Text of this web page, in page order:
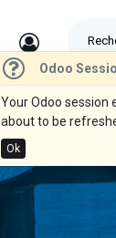
Odoo
Your Odoo session
about to be
Ok
SIGN IN